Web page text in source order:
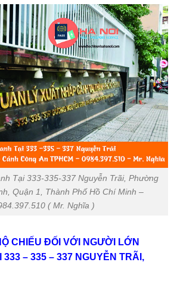
Tại 333-335-337 Nguyễn Trãi, Phường
Quận 1, Thành Phố Hồ Chí Minh –
( Mr. Nghĩa )
CHIẾU ĐỐI VỚI NGƯỜI LỚN
333 – 335 – 337 NGUYỄN TRÃI,